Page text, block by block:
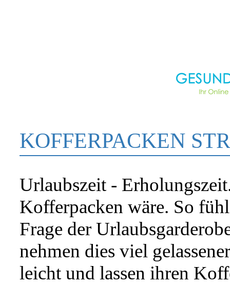
KOFFERPACKEN
Urlaubszeit -
Kofferpacken wäre. So
Frage der
nehmen dies viel
leicht und lassen ihren